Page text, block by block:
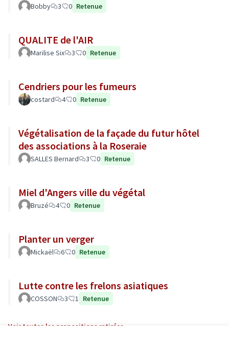
Bobby 3 0 Retenue
QUALITE de l'AIR
Marilise Six 3 0 Retenue
Cendriers pour les fumeurs
costard 4 0 Retenue
Végétalisation de la façade du futur hôtel
des associations à la Roseraie
SALLES Bernard 3 0 Retenue
Miel d'Angers ville du végétal
Bruzé 4 0 Retenue
Planter un verger
Mickaël 6 0 Retenue
Lutte contre les frelons asiatiques
COSSON 3 1 Retenue
Voir toutes les propositions retirées